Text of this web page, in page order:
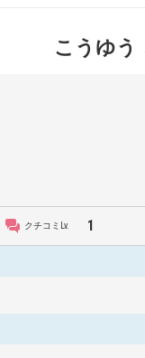
こうゆう
クチコミLv. 1